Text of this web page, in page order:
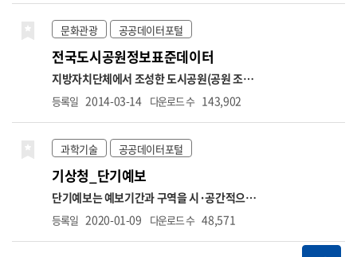
준일자로부터 영업일 하루 뒤 오후 1시 이후에
업데이트됩니다. 예를 들어, 금요일 데이터는
차주 월요일에 제공됩니다. (월요일이 공휴일인
경우, 다음 영업일에 제공됩니다)
아 OpenAPI 기술문서" 내 신청 가이드 참고
재지지번주소,주차구획수,급지구분,부제시행
구분,운영요일,평일운영시작시각,평일운영종
료시각,토요일운영시작시각,토요일운영종료
시각,공휴일운영시작시각,공휴일운영종료시
각,요금정보,주차기본시간,주차기본요금,추가
단위시간,추가단위요금,1일주차권요금적용시
간,1일주차권요금,월정기권요금,결제방법,특
기사항,관리기관명,전화번호,위도,경도,장애
인전용주차구역보유여부
문화관광 공공데이터포털
전국도시공원정보표준데이터
지방자치단체에서 조성한 도시공원(공원 조성
이 완료되지 않은 공원정보는 제공범위(대상)에
서 제외) * 항목명: 관리번호,공원명,공원구분,
공원면적,공원보유시설(운동시설),공원보유시
설(유희시설),공원보유시설(편익시설),공원보
유시설(교양시설),공원보유시설(기타시설),지
정고시일,관리기관명,전화번호
등록일 2014-03-14 다운로드 수 143,902
과학기술 공공데이터포털
기상청_단기예보
단기예보는 예보기간과 구역을 시·공간적으로
세분화하여 발표하는 예보입니다. 지역별 시간
별 차이로 인한 수요자의 불편을 최소화하기 위
등록일 2020-01-09 다운로드 수 48,571